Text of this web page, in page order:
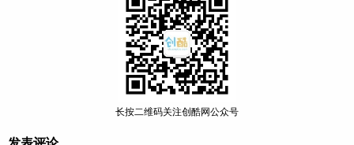
长按二维码关注创酷网公众号